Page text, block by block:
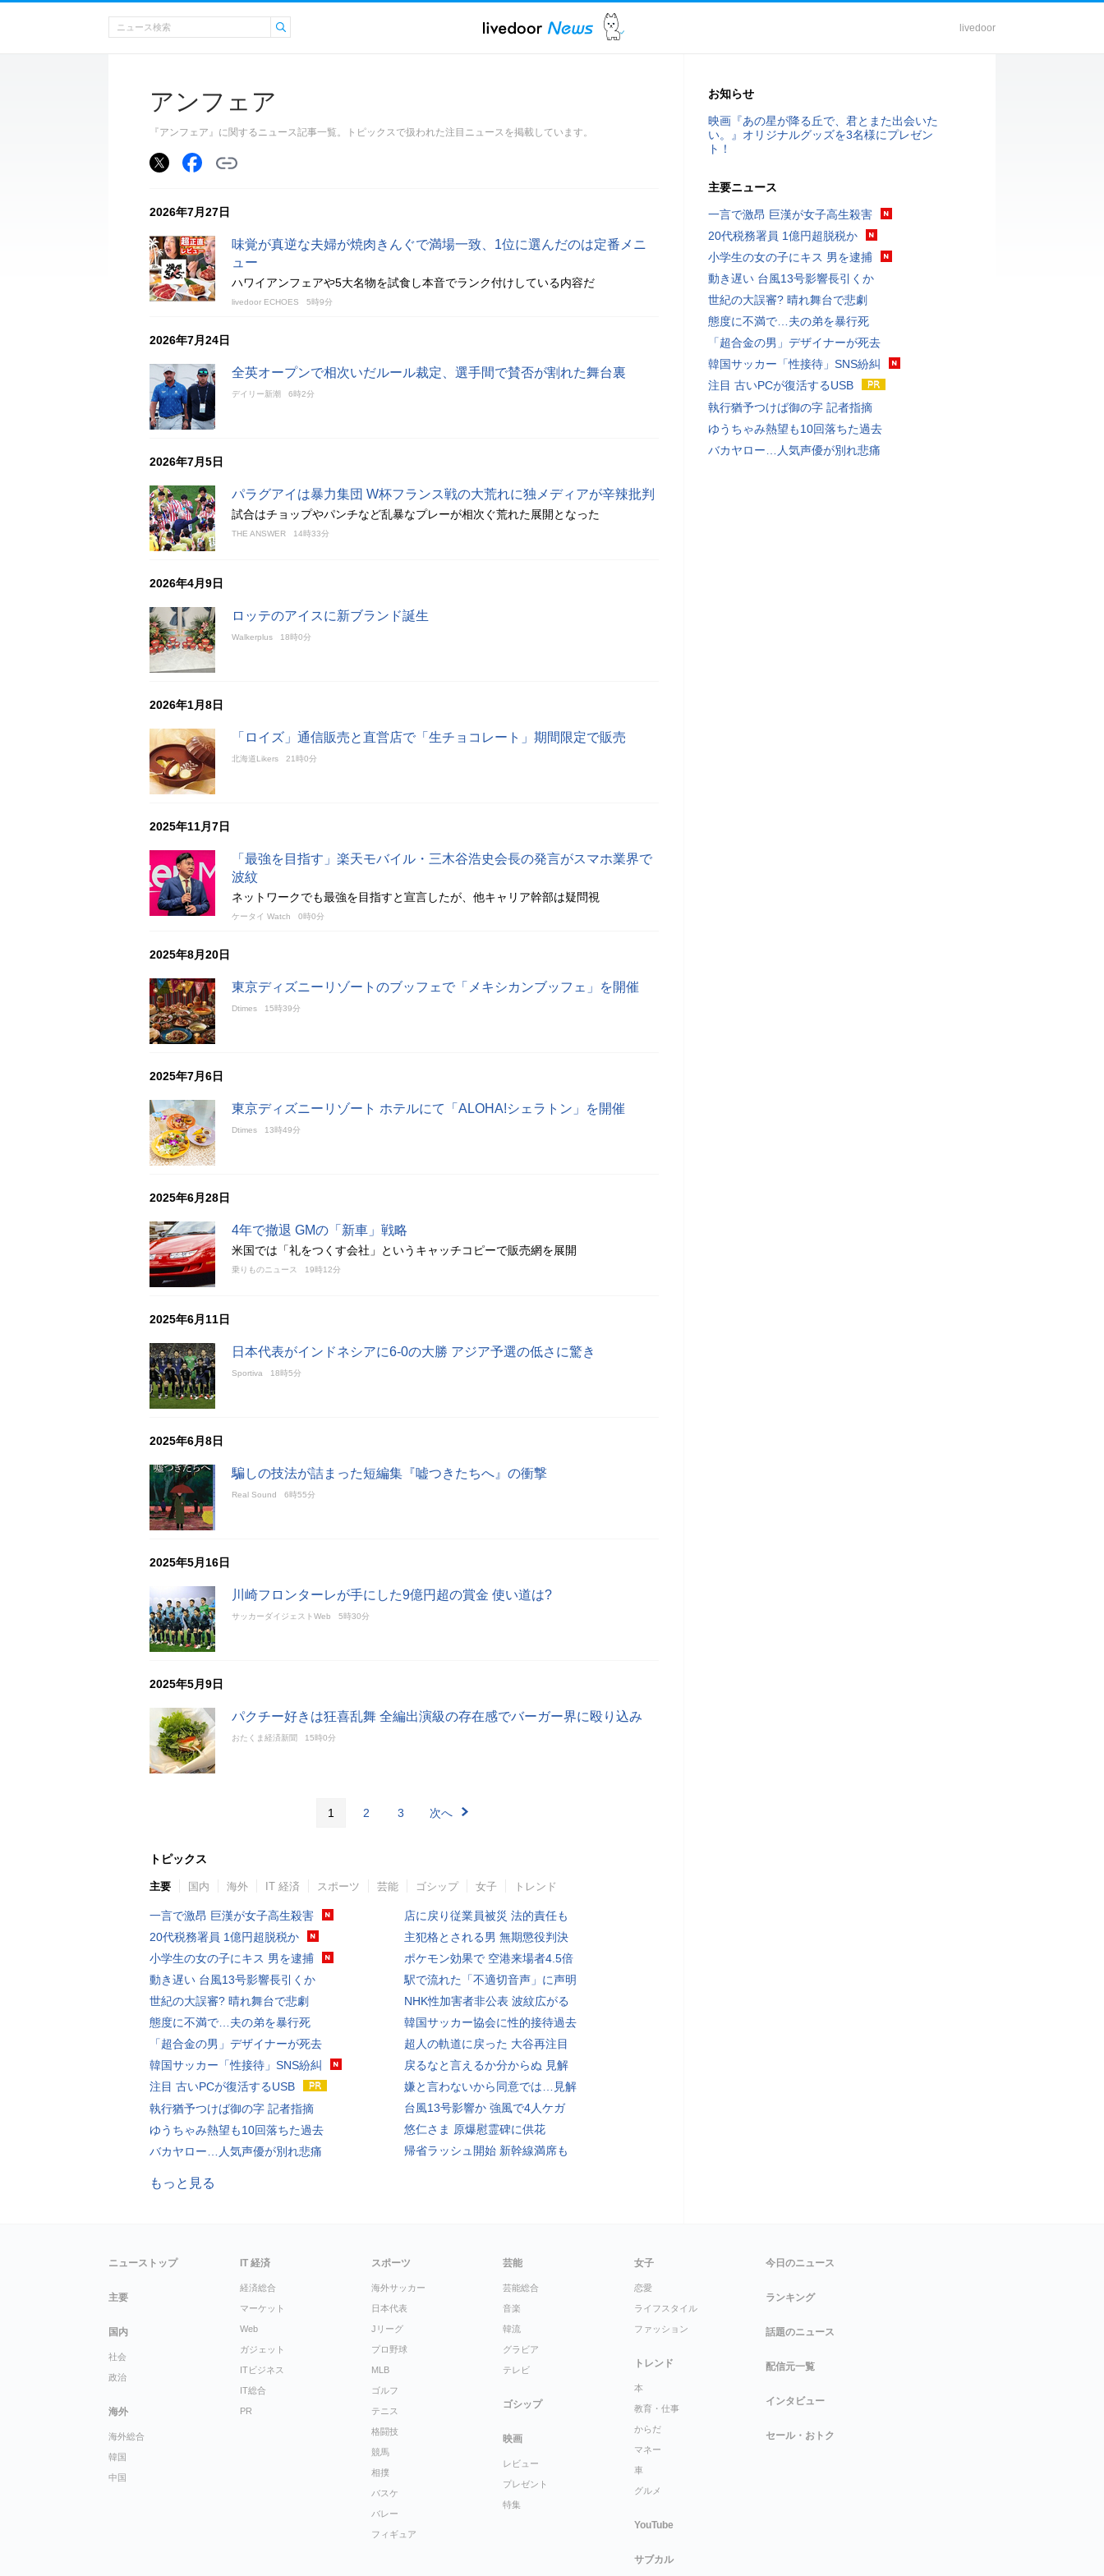
livedoor
アンフェア
『アンフェア』に関するニュース記事一覧。トピックスで扱われた注目ニュースを掲載しています。
2026年7月27日
味覚が真逆な夫婦が焼肉きんぐで満場一致、1位に選んだのは定番メニ
ュー
ハワイアンフェアや5大名物を試食し本音でランク付けしている内容だ
livedoor ECHOES 5時9分
2026年7月24日
全英オープンで相次いだルール裁定、選手間で賛否が割れた舞台裏
デイリー新潮 6時2分
2026年7月5日
パラグアイは暴力集団 W杯フランス戦の大荒れに独メディアが辛辣批判
試合はチョップやパンチなど乱暴なプレーが相次ぐ荒れた展開となった
THE ANSWER 14時33分
2026年4月9日
ロッテのアイスに新ブランド誕生
Walkerplus 18時0分
2026年1月8日
「ロイズ」通信販売と直営店で「生チョコレート」期間限定で販売
北海道Likers 21時0分
2025年11月7日
「最強を目指す」楽天モバイル・三木谷浩史会長の発言がスマホ業界で
波紋
ネットワークでも最強を目指すと宣言したが、他キャリア幹部は疑問視
ケータイ Watch 0時0分
2025年8月20日
東京ディズニーリゾートのブッフェで「メキシカンブッフェ」を開催
Dtimes 15時39分
2025年7月6日
東京ディズニーリゾート ホテルにて「ALOHA!シェラトン」を開催
Dtimes 13時49分
2025年6月28日
4年で撤退 GMの「新車」戦略
米国では「礼をつくす会社」というキャッチコピーで販売網を展開
乗りものニュース 19時12分
2025年6月11日
日本代表がインドネシアに6-0の大勝 アジア予選の低さに驚き
Sportiva 18時5分
2025年6月8日
騙しの技法が詰まった短編集『嘘つきたちへ』の衝撃
Real Sound 6時55分
2025年5月16日
川崎フロンターレが手にした9億円超の賞金 使い道は?
サッカーダイジェストWeb 5時30分
2025年5月9日
パクチー好きは狂喜乱舞 全編出演級の存在感でバーガー界に殴り込み
おたくま経済新聞 15時0分
1 2 3 次へ
トピックス
主要 国内 海外 IT 経済 スポーツ 芸能 ゴシップ 女子 トレンド
一言で激昂 巨漢が女子高生殺害
20代税務署員 1億円超脱税か
小学生の女の子にキス 男を逮捕
動き遅い 台風13号影響長引くか
世紀の大誤審? 晴れ舞台で悲劇
態度に不満で…夫の弟を暴行死
「超合金の男」デザイナーが死去
韓国サッカー「性接待」SNS紛糾
注目 古いPCが復活するUSB
執行猶予つけば御の字 記者指摘
ゆうちゃみ熱望も10回落ちた過去
バカヤロー…人気声優が別れ悲痛
店に戻り従業員被災 法的責任も
主犯格とされる男 無期懲役判決
ポケモン効果で 空港来場者4.5倍
駅で流れた「不適切音声」に声明
NHK性加害者非公表 波紋広がる
韓国サッカー協会に性的接待過去
超人の軌道に戻った 大谷再注目
戻るなと言えるか分からぬ 見解
嫌と言わないから同意では…見解
台風13号影響か 強風で4人ケガ
悠仁さま 原爆慰霊碑に供花
帰省ラッシュ開始 新幹線満席も
もっと見る
お知らせ
映画『あの星が降る丘で、君とまた出会いた
い。』オリジナルグッズを3名様にプレゼン
ト！
主要ニュース
一言で激昂 巨漢が女子高生殺害
20代税務署員 1億円超脱税か
小学生の女の子にキス 男を逮捕
動き遅い 台風13号影響長引くか
世紀の大誤審? 晴れ舞台で悲劇
態度に不満で…夫の弟を暴行死
「超合金の男」デザイナーが死去
韓国サッカー「性接待」SNS紛糾
注目 古いPCが復活するUSB
執行猶予つけば御の字 記者指摘
ゆうちゃみ熱望も10回落ちた過去
バカヤロー…人気声優が別れ悲痛
ニューストップ
主要
国内
社会
政治
海外
海外総合
韓国
中国
IT 経済
経済総合
マーケット
Web
ガジェット
ITビジネス
IT総合
PR
スポーツ
海外サッカー
日本代表
Jリーグ
プロ野球
MLB
ゴルフ
テニス
格闘技
競馬
相撲
バスケ
バレー
フィギュア
芸能
芸能総合
音楽
韓流
グラビア
テレビ
ゴシップ
映画
レビュー
プレゼント
特集
女子
恋愛
ライフスタイル
ファッション
トレンド
本
教育・仕事
からだ
マネー
車
グルメ
YouTube
サブカル
今日のニュース
ランキング
話題のニュース
配信元一覧
インタビュー
セール・おトク